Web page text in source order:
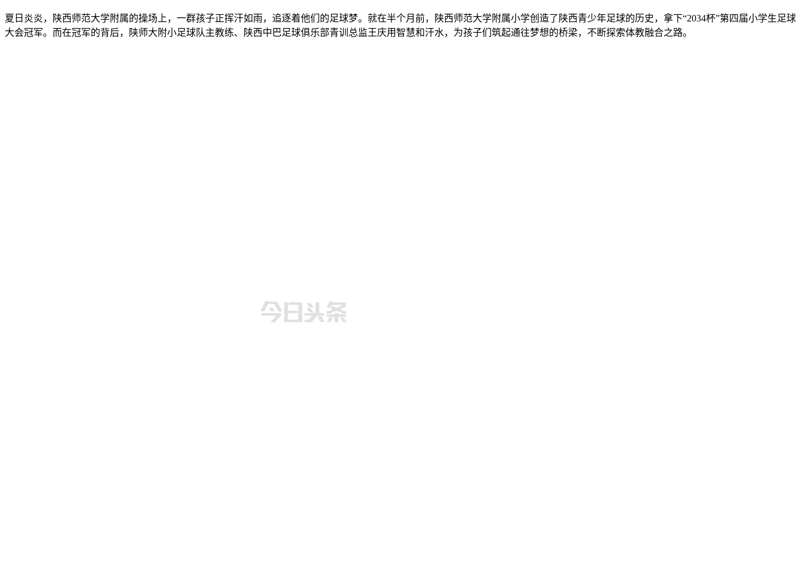
夏日炎炎，陕西师范大学附属的操场上，一群孩子正挥汗如雨，追逐着他们的足球梦。就在半个月前，陕西师范大学附属小学创造了陕西青少年足球的历史，拿下“2034杯”第四届小学生足球
大会冠军。而在冠军的背后，陕师大附小足球队主教练、陕西中巴足球俱乐部青训总监王庆用智慧和汗水，为孩子们筑起通往梦想的桥梁，不断探索体教融合之路。